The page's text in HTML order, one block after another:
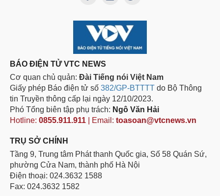
BÁO ĐIỆN TỬ VTC NEWS
Cơ quan chủ quản: Đài Tiếng nói Việt Nam
Giấy phép Báo điện tử số 382/GP-BTTTT do Bộ Thông
tin Truyền thông cấp lại ngày 12/10/2023.
Phó Tổng biên tập phụ trách: Ngô Văn Hải
Hotline: 0855.911.911 | Email: toasoan@vtcnews.vn
TRỤ SỞ CHÍNH
Tầng 9, Trung tâm Phát thanh Quốc gia, Số 58 Quán Sứ,
phường Cửa Nam, thành phố Hà Nội
Điện thoại: 024.3632 1588
Fax: 024.3632 1582